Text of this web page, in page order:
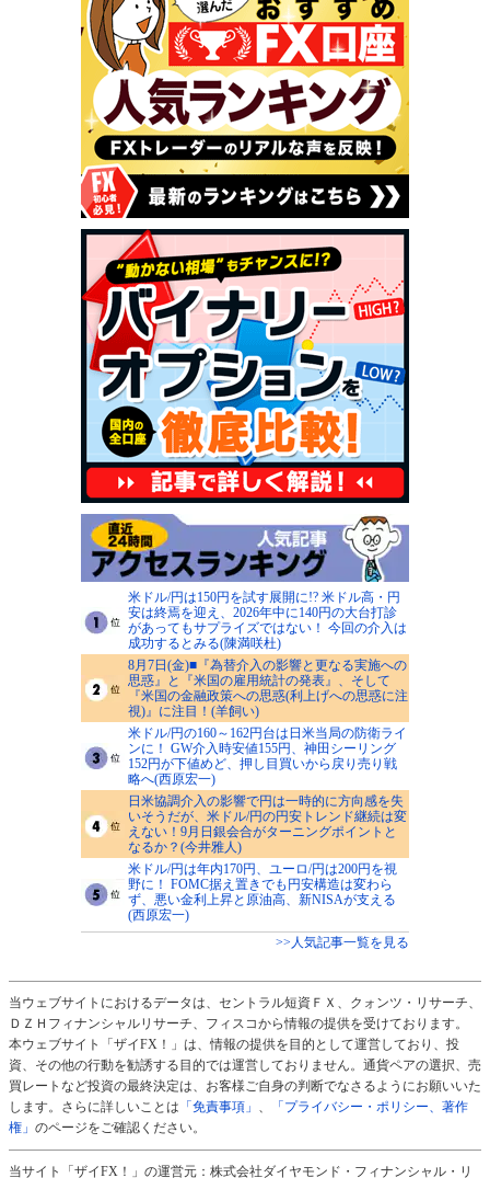
米ドル/円は150円を試す展開に!? 米ドル高・円
安は終焉を迎え、2026年中に140円の大台打診
があってもサプライズではない！ 今回の介入は
成功するとみる(陳満咲杜)
8月7日(金)■『為替介入の影響と更なる実施への
思惑』と『米国の雇用統計の発表』、そして
『米国の金融政策への思惑(利上げへの思惑に注
視)』に注目！(羊飼い)
米ドル/円の160～162円台は日米当局の防衛ライ
ンに！ GW介入時安値155円、神田シーリング
152円が下値めど、押し目買いから戻り売り戦
略へ(西原宏一)
日米協調介入の影響で円は一時的に方向感を失
いそうだが、米ドル/円の円安トレンド継続は変
えない！9月日銀会合がターニングポイントと
なるか？(今井雅人)
米ドル/円は年内170円、ユーロ/円は200円を視
野に！ FOMC据え置きでも円安構造は変わら
ず、悪い金利上昇と原油高、新NISAが支える
(西原宏一)
>>人気記事一覧を見る
当ウェブサイトにおけるデータは、セントラル短資ＦＸ、クォンツ・リサーチ、
ＤＺＨフィナンシャルリサーチ、フィスコから情報の提供を受けております。
本ウェブサイト「ザイFX！」は、情報の提供を目的として運営しており、投
資、その他の行動を勧誘する目的では運営しておりません。通貨ペアの選択、売
買レートなど投資の最終決定は、お客様ご自身の判断でなさるようにお願いいた
します。さらに詳しいことは 「免責事項」 、
「プライバシー・ポリシー、著作
権」 のページをご確認ください。
当サイト「ザイFX！」の運営元：株式会社ダイヤモンド・フィナンシャル・リ